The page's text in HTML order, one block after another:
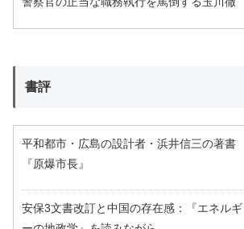
書評
平和都市・広島の設計者・浜井信三の著書
『原爆市長』
安保3文書改訂と中国の存在感：『エネルギ